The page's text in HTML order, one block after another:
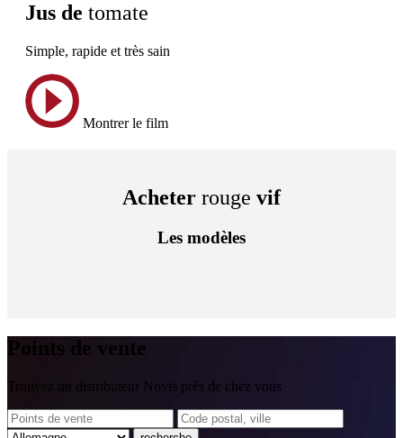
Jus de tomate
Simple, rapide et très sain
Montrer le film
Acheter rouge vif
Les modèles
Points de vente
Trouvez un distributeur Novis près de chez vous